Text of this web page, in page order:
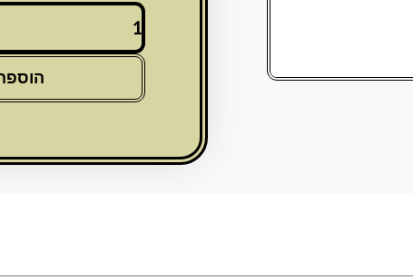
כמות
של
מזוזה
בז'
"ש"